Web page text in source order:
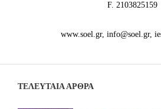
F. 2103825159
www.soel.gr, info@soel.gr,
ΤΕΛΕΥΤΑΙΑ ΆΡΘΡΑ